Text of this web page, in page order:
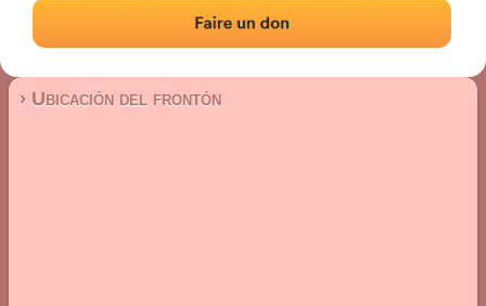
Frontón de pared izquierda
Localización|Fotos|Comentarios y reseñas
› Ubicación del frontón